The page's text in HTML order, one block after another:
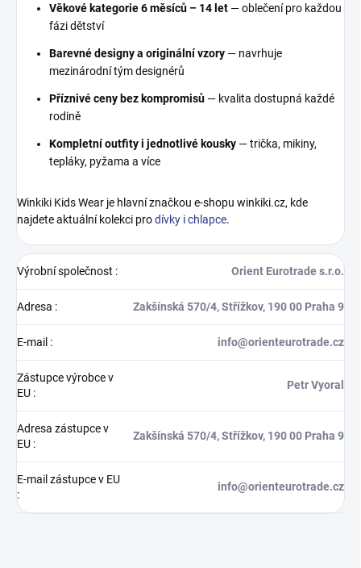
Věkové kategorie 6 měsíců – 14 let — oblečení pro každou
fázi dětství
Barevné designy a originální vzory — navrhuje
mezinárodní tým designérů
Příznivé ceny bez kompromisů — kvalita dostupná každé
rodině
Kompletní outfity i jednotlivé kousky — trička, mikiny,
tepláky, pyžama a více
Winkiki Kids Wear je hlavní značkou e-shopu winkiki.cz, kde
najdete aktuální kolekci prodívky i chlapce.
Výrobní společnost : Orient Eurotrade s.r.o.
Adresa : Zakšínská 570/4, Střížkov, 190 00 Praha 9
E-mail : info@orienteurotrade.cz
Zástupce výrobce v
EU :
Petr Vyoral
Adresa zástupce v
EU :
Zakšínská 570/4, Střížkov, 190 00 Praha 9
E-mail zástupce v EU
:
info@orienteurotrade.cz